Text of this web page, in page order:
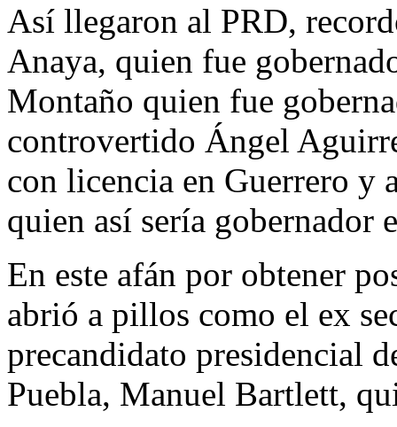
Así llegaron al PRD,
Anaya, quien fue
Montaño quien fue
controvertido Ángel
con licencia en Guerrero y
quien así sería gobernador
En este afán por obtener
abrió a pillos como el ex
precandidato presidencial
Puebla, Manuel Bartlett,